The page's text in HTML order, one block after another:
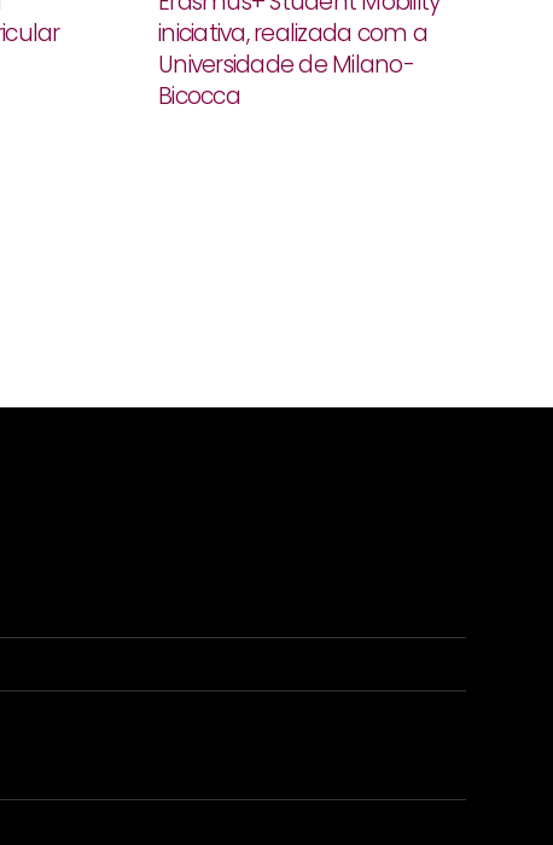
iniciativa, realizada com a
Universidade de Milano-
Bicocca